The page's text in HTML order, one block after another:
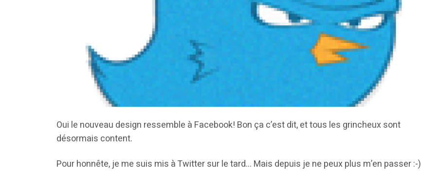
Oui le nouveau design ressemble à Facebook! Bon ça c’est dit, et tous les grincheux sont
désormais content.
Pour honnête, je me suis mis à Twitter sur le tard… Mais depuis je ne peux plus m’en passer :-)